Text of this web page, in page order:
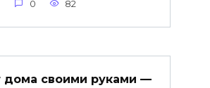
0 82
дома своими руками —